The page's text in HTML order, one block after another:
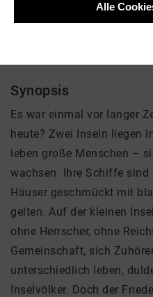
Synopsis
Es war einmal vor langer
heute? Zwei Inseln liegen
leben große Menschen –
wachsen. Ihre Schiffe
Häuser geschmückt mit
gelten. Auf der kleinen
ohne Herrscher, ohne
Gemeinschaft, sich
unterschiedlich leben,
Inselvölker. Doch der
Alle